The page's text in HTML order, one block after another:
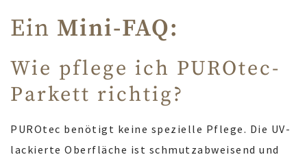
Ein Mini-FAQ:
Wie pflege ich PUROtec-
Parkett richtig?
PUROtec benötigt keine spezielle Pflege. Die UV-
lackierte Oberfläche ist schmutzabweisend und